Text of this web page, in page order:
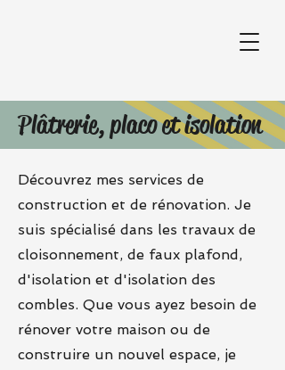
Plâtrerie, placo et isolation
Découvrez mes services de
construction et de rénovation. Je
suis spécialisé dans les travaux de
cloisonnement, de faux plafond,
d'isolation et d'isolation des
combles. Que vous ayez besoin de
rénover votre maison ou de
construire un nouvel espace, je